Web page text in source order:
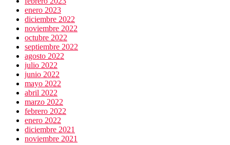
enero 2023
diciembre 2022
noviembre 2022
octubre 2022
septiembre 2022
agosto 2022
julio 2022
junio 2022
mayo 2022
abril 2022
marzo 2022
febrero 2022
enero 2022
diciembre 2021
noviembre 2021